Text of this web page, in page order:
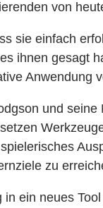
von
sie einfach
ihnen gesagt
Anwendung
und
zu
ein neues